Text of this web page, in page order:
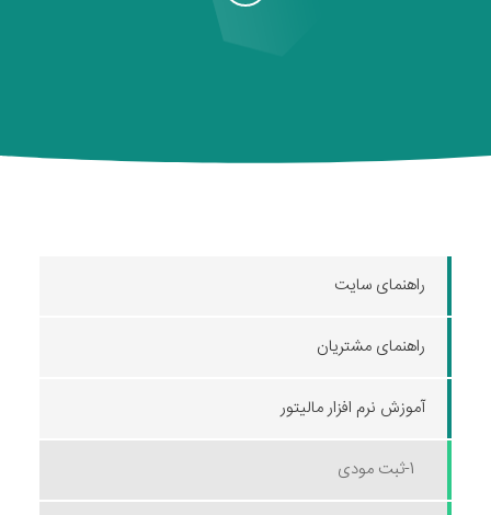
راهنمای سایت
راهنمای مشتریان
آموزش نرم افزار مالیتور
1-ثبت مودی